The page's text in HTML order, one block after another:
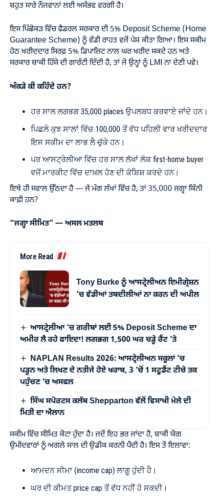
ਬਹੁਤ ਸਾਰੇ ਨੌਜਵਾਨਾਂ ਲਈ ਅਸੰਭਵ ਵਰਗੀ ਹੈ।
ਇਸ ਪਿੱਛੋਕੜ ਵਿੱਚ ਫੈਡਰਲ ਸਰਕਾਰ ਦੀ 5% Deposit Scheme (Home
Guarantee Scheme) ਨੂੰ ਵੱਡੀ ਰਾਹਤ ਵਜੋਂ ਪੇਸ਼ ਕੀਤਾ ਗਿਆ। ਇਸ ਸਕੀਮ
ਹੇਠ ਖਰੀਦਦਾਰ ਸਿਰਫ਼ 5% ਡਿਪਾਜ਼ਿਟ ਨਾਲ ਘਰ ਖਰੀਦ ਸਕਦੇ ਹਨ ਅਤੇ
ਸਰਕਾਰ ਬਾਕੀ ਹਿੱਸੇ ਦੀ ਗਾਰੰਟੀ ਦਿੰਦੀ ਹੈ, ਤਾਂ ਜੋ ਉਨ੍ਹਾਂ ਨੂੰ LMI ਨਾ ਦੇਣੀ ਪਵੇ।
ਅੰਕੜੇ ਕੀ ਕਹਿੰਦੇ ਹਨ?
ਹਰ ਸਾਲ ਲਗਭਗ 35,000 places ਉਪਲਬਧ ਕਰਵਾਏ ਜਾਂਦੇ ਹਨ।
ਪਿਛਲੇ ਕੁਝ ਸਾਲਾਂ ਵਿੱਚ 100,000 ਤੋਂ ਵੱਧ ਪਹਿਲੀ ਵਾਰ ਖਰੀਦਦਾਰ
ਇਸ ਸਕੀਮ ਦਾ ਲਾਭ ਲੈ ਚੁੱਕੇ ਹਨ।
ਪਰ ਆਸਟ੍ਰੇਲੀਆ ਵਿੱਚ ਹਰ ਸਾਲ ਲੱਖਾਂ ਲੋਕ first-home buyer
ਵਜੋਂ ਮਾਰਕੀਟ ਵਿੱਚ ਦਾਖ਼ਲ ਹੋਣ ਦੀ ਕੋਸ਼ਿਸ਼ ਕਰਦੇ ਹਨ।
ਇਥੇ ਹੀ ਸਵਾਲ ਉੱਠਦਾ ਹੈ — ਜੇ ਮੰਗ ਲੱਖਾਂ ਵਿੱਚ ਹੈ, ਤਾਂ 35,000 ਜਗ੍ਹਾ ਕਿੰਨੀ
ਕਾਫ਼ੀ ਹਨ?
“ਜਗ੍ਹਾ ਸੀਮਿਤ” — ਅਸਲ ਮਤਲਬ
More Read
Tony Burke ਨੂੰ ਆਸਟ੍ਰੇਲੀਅਨ ਇਮੀਗ੍ਰੇਸ਼ਨ
’ਚ ਵੱਡੀਆਂ ਤਬਦੀਲੀਆਂ ਨਾ ਕਰਨ ਦੀ ਅਪੀਲ
ਆਸਟ੍ਰੇਲੀਆ ’ਚ ਗਰੀਬਾਂ ਲਈ 5% Deposit Scheme ਦਾ
ਅਮੀਰ ਲੈ ਰਹੇ ਫਾਇਦਾ! ਲਗਭਗ 1,500 ਘਰ ਚੜ੍ਹੇ ਰੈਂਟ ’ਤੇ
NAPLAN Results 2026: ਆਸਟ੍ਰੇਲੀਅਨ ਸਕੂਲਾਂ ’ਚ
ਪੜ੍ਹਨ ਅਤੇ ਲਿਖਣ ਦੇ ਨਤੀਜੇ ਹੋਏ ਖਰਾਬ, 3 ’ਚੋਂ 1 ਸਟੂਡੈਂਟ ਟੀਚੇ ਤਕ
ਪਹੁੰਚਣ ’ਚ ਅਸਫਲ
ਸਿੰਘ ਸਪੋਰਟਸ ਕਲੱਬ Shepparton ਵੱਲੋਂ ਵਿਸਾਖੀ ਮੇਲੇ ਦੀ
ਮਿਤੀ ਦਾ ਐਲਾਨ
ਸਕੀਮ ਵਿੱਚ ਸੀਮਿਤ ਕੋਟਾ ਹੁੰਦਾ ਹੈ। ਜਦੋਂ ਇਹ ਭਰ ਜਾਂਦਾ ਹੈ, ਬਾਕੀ ਯੋਗ
ਉਮੀਦਵਾਰਾਂ ਨੂੰ ਅਗਲੇ ਸਾਲ ਦੀ ਉਡੀਕ ਕਰਨੀ ਪੈਂਦੀ ਹੈ। ਇਸ ਤੋਂ ਇਲਾਵਾ:
ਆਮਦਨ ਸੀਮਾ (income cap) ਲਾਗੂ ਹੁੰਦੀ ਹੈ।
ਘਰ ਦੀ ਕੀਮਤ price cap ਤੋਂ ਵੱਧ ਨਹੀਂ ਹੋ ਸਕਦੀ।